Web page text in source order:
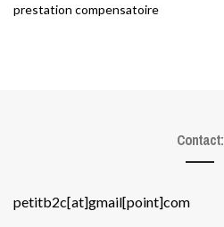
prestation compensatoire
Contact:
petitb2c[at]gmail[point]com